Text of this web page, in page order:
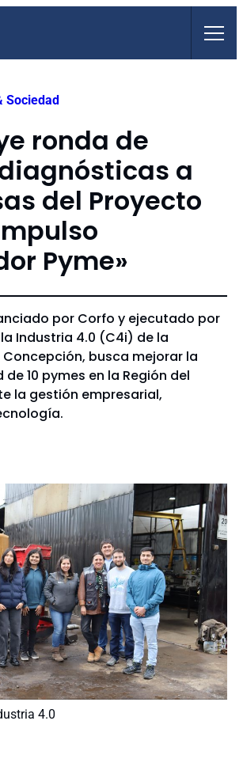
Sociedad
ronda de
a
del Proyecto
Pyme»
por Corfo y ejecutado por
Industria 4.0 (C4i) de la
Concepción, busca mejorar la
10 pymes en la Región del
la gestión empresarial,
4.0